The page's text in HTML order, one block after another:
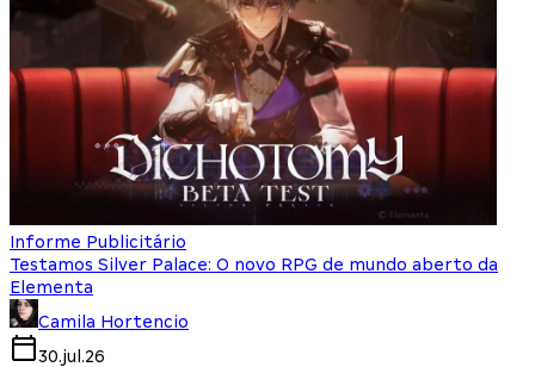
Informe Publicitário
Testamos Silver Palace: O novo RPG de mundo aberto da
Elementa
Camila Hortencio
30.jul.26